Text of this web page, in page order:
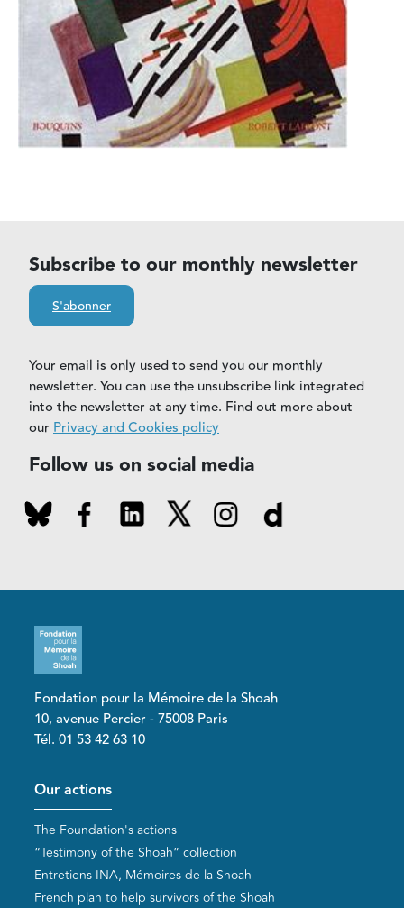
Subscribe to our monthly newsletter
S'abonner
Your email is only used to send you our monthly
newsletter. You can use the unsubscribe link integrated
into the newsletter at any time. Find out more about
our Privacy and Cookies policy
Follow us on social media
Fondation pour la Mémoire de la Shoah
10, avenue Percier - 75008 Paris
Tél. 01 53 42 63 10
Pied de page
Our actions
The Foundation's actions
“Testimony of the Shoah” collection
Entretiens INA, Mémoires de la Shoah
French plan to help survivors of the Shoah